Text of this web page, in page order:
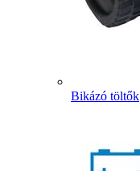
Bikázó töltők